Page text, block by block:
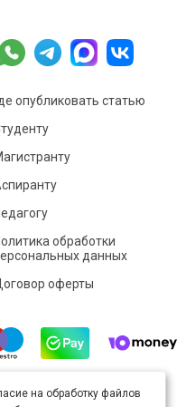
опубликовать статью
обработки
данных
оферты
полицензии Creative
на обработку файлов